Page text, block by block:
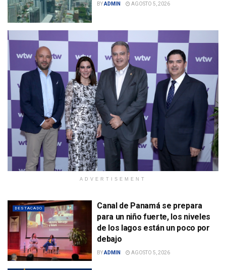
BYADMIN AGOSTO 5, 2026
ADVERTISEMENT
DESTACADO
Canal de Panamá se prepara
para un niño fuerte, los niveles
de los lagos están un poco por
debajo
BYADMIN AGOSTO 5, 2026